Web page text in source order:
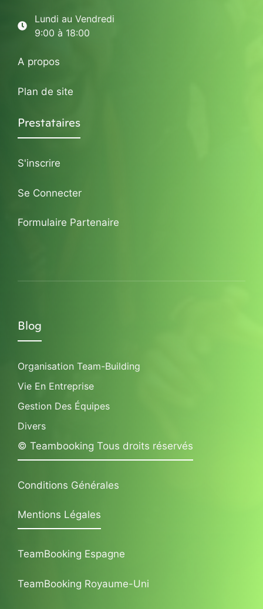
Lundi au Vendredi
9:00 à 18:00
A propos
Plan de site
Prestataires
S'inscrire
Se Connecter
Formulaire Partenaire
Blog
Organisation Team-Building
Vie En Entreprise
Gestion Des Équipes
Divers
© Teambooking Tous droits réservés
Conditions Générales
Mentions Légales
TeamBooking Espagne
TeamBooking Royaume-Uni